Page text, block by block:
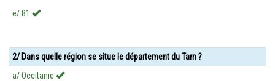
e/ 81
2/ Dans quelle région se situe le département du Tarn ?
a/ Occitanie